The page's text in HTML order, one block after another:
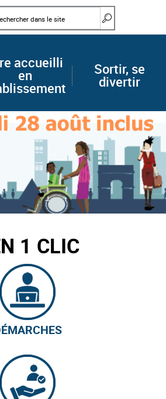
clés
accueilli
en
Sortir, se
divertir
1 CLIC